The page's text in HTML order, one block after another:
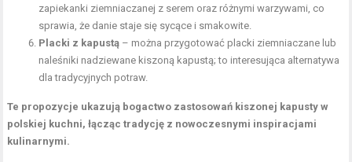
zapiekanki ziemniaczanej z serem oraz różnymi warzywami, co
sprawia, że danie staje się sycące i smakowite.
Placki z kapustą – można przygotować placki ziemniaczane lub
naleśniki nadziewane kiszoną kapustą; to interesująca alternatywa
dla tradycyjnych potraw.
Te propozycje ukazują bogactwo zastosowań kiszonej kapusty w
polskiej kuchni, łącząc tradycję z nowoczesnymi inspiracjami
kulinarnymi.